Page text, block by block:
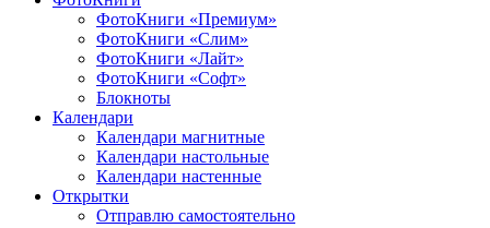
ФотоКниги «Премиум»
ФотоКниги «Слим»
ФотоКниги «Лайт»
ФотоКниги «Софт»
Блокноты
Календари
Календари магнитные
Календари настольные
Календари настенные
Открытки
Отправлю самостоятельно